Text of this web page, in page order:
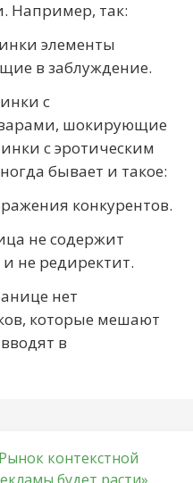
Например, так:
элементы
в заблуждение.
с
шокирующие
с эротическим
бывает и такое:
конкурентов.
не содержит
не редиректит.
нет
которые мешают
в
контекстной